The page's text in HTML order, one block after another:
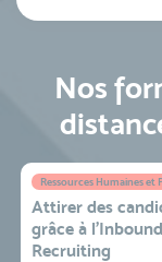
Nos
Ressources Humaines et
Attirer des
grâce à l’Inbound
Recruiting